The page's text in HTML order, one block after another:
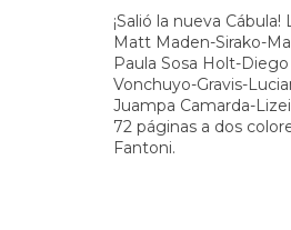
¡Salió la nueva
Matt Maden-Sirako-
Paula Sosa Holt-
Vonchuyo-Gravis-
Juampa Camarda-
72 páginas a dos
Fantoni.